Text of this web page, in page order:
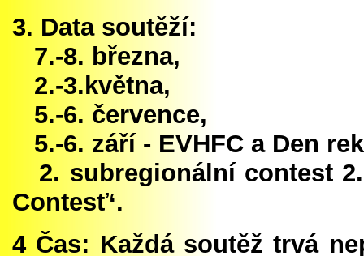
3. Data soutěží:
7.-8. března,
2.-3.května,
5.-6. července,
5.-6. září - EVHFC a Den
2. subregionální contest
Contesť‘.
4 Čas: Každá soutěž trvá